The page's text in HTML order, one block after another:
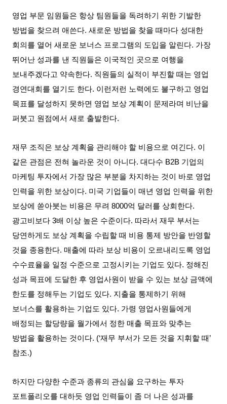
영업 부문 임원들은 항상 팀원들을 독려하기 위한 기발한
방법을 찾으려 애쓴다.새로운 방법을 찾을 때마다 성대한
회의를 열어 새로운 보너스 프로그램의 도입을 알린다. 가장
뛰어난 성과를 낸 직원들은 이국적인 곳으로 여행을
보내주겠다고 약속한다. 직원들의 실적이 부진할 때는 영업
경연대회를 열기도 한다. 이런저런 노력에도 불구하고 영업
목표를 달성하지 못하면 영업 보상 계획이 문제라며 비난을
퍼붓고 원점에서 새로 출발한다.
재무 조직은 보상 계획을 관리해야 할 비용으로 여긴다. 이
같은 관점은 전혀 놀라운 것이 아니다.대다수 B2B 기업의
마케팅 투자에서 가장 많은 부분을 차지하는 것이 바로 영업
인력을 위한 보상이다. 미국 기업들이 매년 영업 인력을 위한
보상에 쏟아붓는 비용은 무려 8000억 달러를 상회한다.
광고비보다 3배 이상 높은 수준이다. 따라서 재무 부서는
당연하게도 보상 계획을 수립할 때 비용 통제 방안을 반영할
것을 종용한다.매출에 따라 보상 비용이 오르내리도록 영업
수수료율을 일정 수준으로 고정시키는 기업도 있다. 정해진
성과 목표에 도달한 후 영업사원이 받을 수 있는 보상 금액에
한도를 정해두는 기업도 있다. 지출을 통제하기 위해
보너스를 활용하는 기업도 있다. 가령 영업사원들에게
배정되는 할당량을 월가에서 정한 매출 목표와 맞추는
방법을 활용하는 것이다. (‘재무 부서가 모든 것을 지휘할 때 ’
참조.)
하지만 다양한 수준과 종류의 관심을 요구하는 투자
포트폴리오를 대하듯 영업 인력들이 좀 더 나은 성과를